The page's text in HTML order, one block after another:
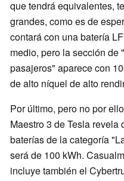
que tendrá equivalentes,
grandes, como es de
contará con una batería
medio, pero la sección de
pasajeros" aparece con
de alto níquel de alto
Por último, pero no por
Maestro 3 de Tesla
baterías de la categoría
será de 100 kWh.
incluye también el